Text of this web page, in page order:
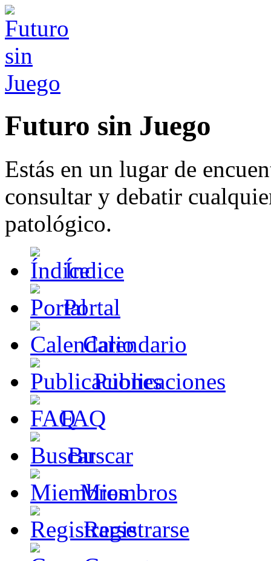
Futuro sin Juego
Estás en un lugar de
consultar y debatir
patológico.
Índice
Portal
Calendario
Publicaciones
FAQ
Buscar
Miembros
Registrarse